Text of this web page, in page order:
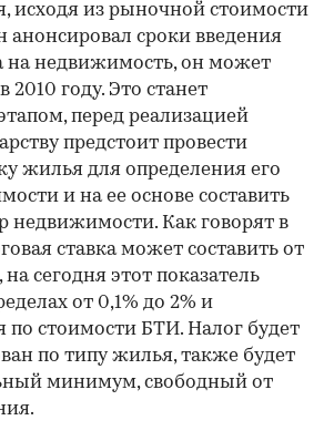
исходя из рыночной стоимости
сроки введения
на недвижимость, он может
2010 году. Это станет
перед реализацией
предстоит провести
жилья для определения его
и на ее основе составить
недвижимости. Как говорят в
ставка может составить от
сегодня этот показатель
от 0,1% до 2% и
по стоимости БТИ. Налог будет
по типу жилья, также будет
минимум, свободный от